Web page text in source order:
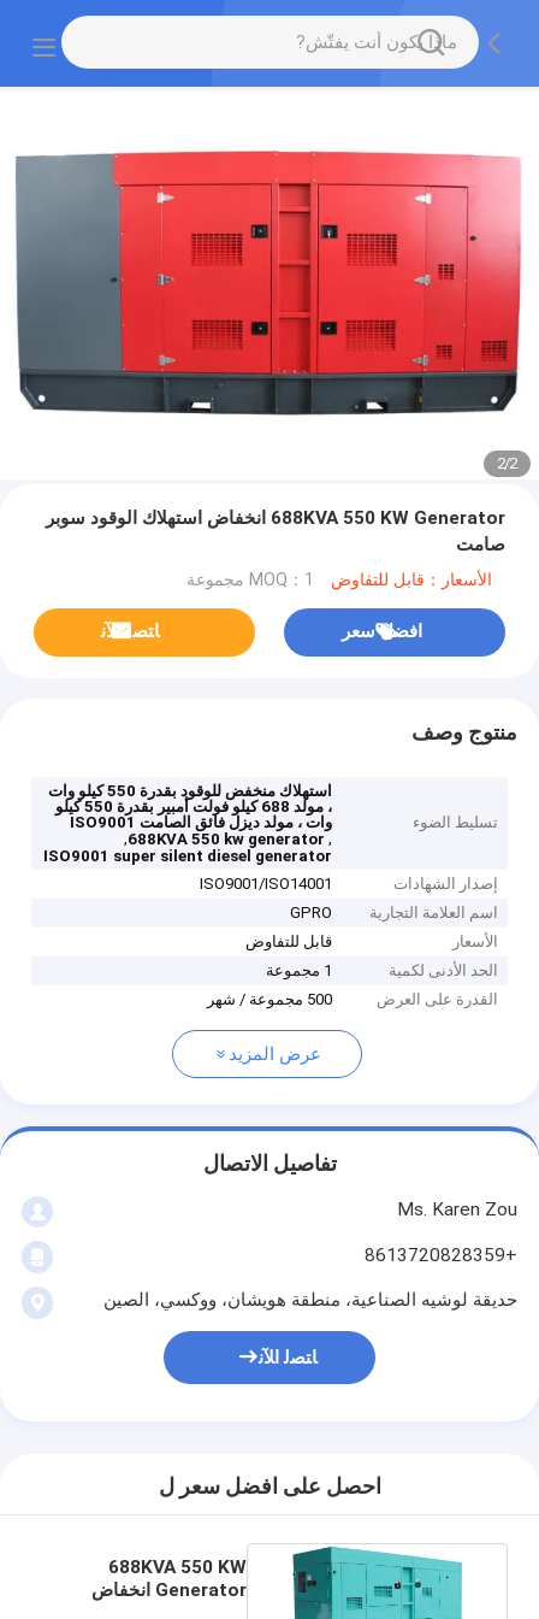
2
/
2
688KVA 550 KW Generator انخفاض استهلاك الوقود سوبر
صامت
الأسعار：قابل للتفاوض MOQ：1 مجموعة
افضل سعر ﺎﺘﺼﻟ ﺍﻶﻧ
منتوج وصف
تسليط الضوء
استهلاك منخفض للوقود بقدرة 550 كيلو وات
، مولد 688 كيلو فولت أمبير بقدرة 550 كيلو
وات ، مولد ديزل فائق الصامت ISO9001
,
688KVA 550 kw generator
,
ISO9001 super silent diesel generator
إصدار الشهادات
ISO9001/ISO14001
اسم العلامة التجارية
GPRO
الأسعار
قابل للتفاوض
الحد الأدنى لكمية
1 مجموعة
القدرة على العرض
500 مجموعة / شهر
عرض المزيد
تفاصيل الاتصال
Ms. Karen Zou
+8613720828359
حديقة لوشيه الصناعية، منطقة هويشان، ووكسي، الصين
ﺎﺘﺼﻟ ﺍﻶﻧ
احصل على افضل سعر ل
688KVA 550 KW
Generator انخفاض